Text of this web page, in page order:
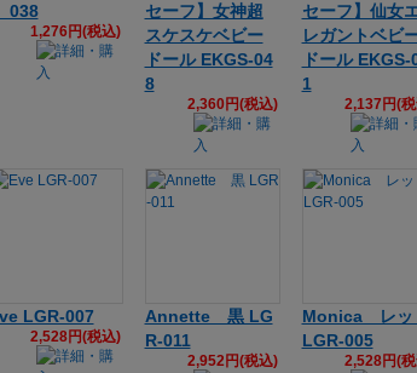
1,276円(税込)
セーフ】女神超
スケスケベビー
ドール EKGS-04
8
2,360円(税込)
セーフ】仙女
レガントベビ
ドール EKGS-
1
2,137円(
LGR-007
2,528円(税込)
Annette 黒 LG
R-011
2,952円(税込)
Monica レッ
LGR-005
2,528円(